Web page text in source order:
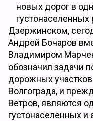
новых дорог в
густонаселенных
Дзержинском,
Андрей Бочаров
Владимиром
обозначил задачи
дорожных
Волгограда, и
Ветров, являются
густонаселенных